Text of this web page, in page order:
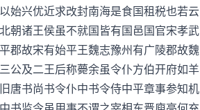
始兴优近求改封南海是食国租税也若云
朝诸王侯虽不就国皆有国邑国官宋孝武
郡故宋有始平王魏志豫州有广陵郡故魏
公及二王后称薨余虽令仆方伯开府如羊
唐书尚书令仆中书令侍中平章事参知机